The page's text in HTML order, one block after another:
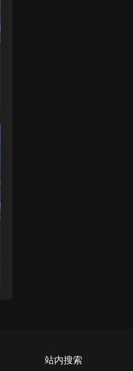
站内搜索